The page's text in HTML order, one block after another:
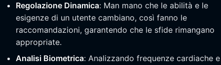
Regolazione Dinamica: Man mano che le abilità e le
esigenze di un utente cambiano, così fanno le
raccomandazioni, garantendo che le sfide rimangano
appropriate.
Analisi Biometrica: Analizzando frequenze cardiache e